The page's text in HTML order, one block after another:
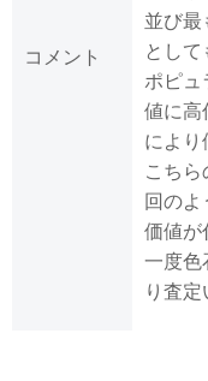
コメント
並び最
として
ポピュ
値に高
により
こち
回のよ
価値が
一度色
り査定